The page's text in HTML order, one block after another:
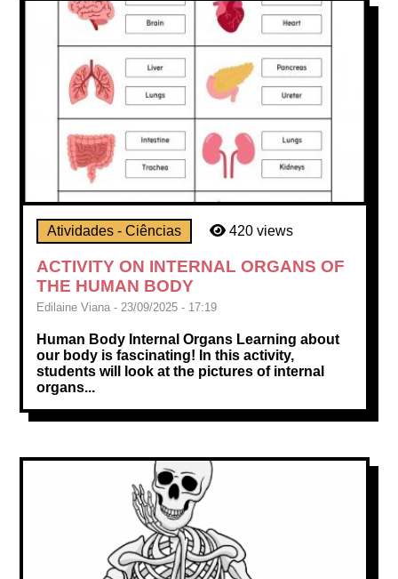
Atividades - Ciências 420 views
ACTIVITY ON INTERNAL ORGANS OF
THE HUMAN BODY
Edilaine Viana - 23/09/2025 - 17:19
Human Body Internal Organs Learning about
our body is fascinating! In this activity,
students will look at the pictures of internal
organs...